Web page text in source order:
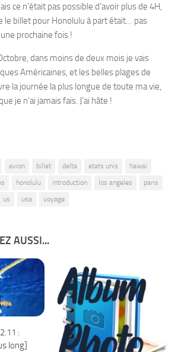
ce n’était pas possible d’avoir plus de 4H,
le billet pour Honolulu à part était… pas
prochaine fois !
dans moins de deux mois je vais
Américaines, et les belles plages de
la journée la plus longue de toute ma vie,
je n’ai jamais fais. J’ai hâte !
avion billet delta etats unis
hawai
honolulu introduction los angeles
paris
us usa voyage
AUSSI...
:
long]